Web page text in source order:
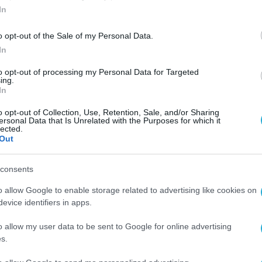
opt-out of the Sale of my Personal Data.
opt-out of processing my Personal Data for Targeted
opt-out of Collection, Use, Retention, Sale, and/or Sharing
Data that Is Unrelated with the Purposes for which it
allow Google to enable storage related to advertising like cookies on
identifiers in apps.
allow my user data to be sent to Google for online advertising
ΕΠΙΚΑΙΡΟΤΗΤΑ
Άνοιξε η ηλεκτρονική
προσφύγων